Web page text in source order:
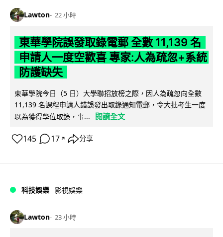
Lawton 22 小時
東華學院誤發取錄電郵 全數 11,139 名
申請人一度空歡喜 專家:人為疏忽+系統
防護缺失
東華學院今日（5 日）大學聯招放榜之際，因人為疏忽向全數
11,139 名課程申請人錯誤發出取錄通知電郵，令大批考生一度
以為獲得學位取錄，事...
閱讀全文
145 17 ↗ 分享
科技娛樂 影視娛樂
Lawton 23 小時